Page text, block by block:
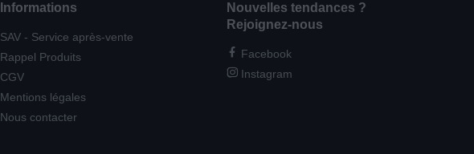
Informations
SAV - Service après-vente
Rappel Produits
CGV
Mentions légales
Nous contacter
Nouvelles tendances ?
Rejoignez-nous
Facebook
Instagram